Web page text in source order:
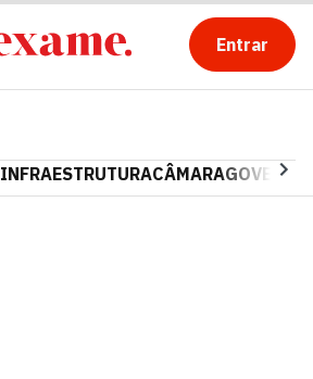
Entrar
INFRAESTRUTURACÂMARAGOVERNO